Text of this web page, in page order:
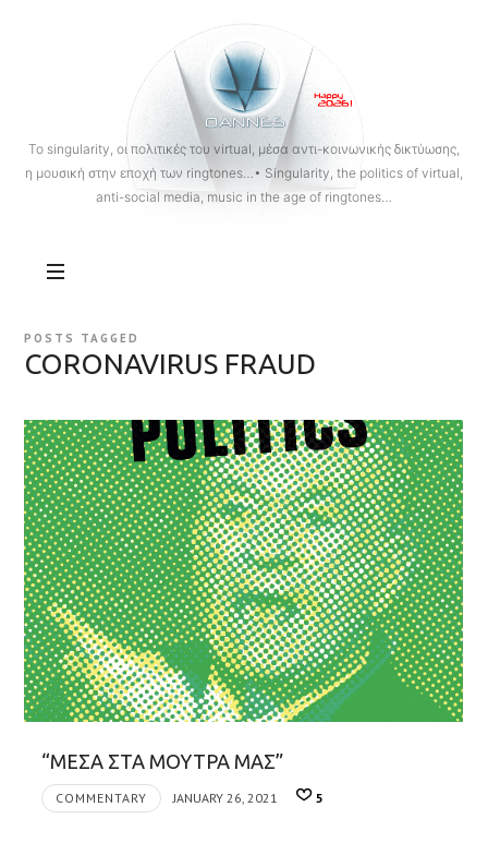
OANNES
To singularity, οι πολιτικές του virtual, μέσα αντι-κοινωνικής δικτύωσης,
η μουσική στην εποχή των ringtones…• Singularity, the politics of virtual,
anti-social media, music in the age of ringtones…
POSTS TAGGED
CORONAVIRUS FRAUD
“ΜΕΣΑ ΣΤΑ ΜΟΥΤΡΑ ΜΑΣ”
COMMENTARY JANUARY 26, 2021 5